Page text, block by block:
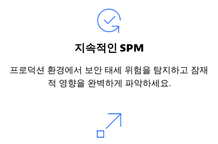
지속적인 SPM
프로덕션 환경에서 보안 태세 위험을 탐지하고 잠재
적 영향을 완벽하게 파악하세요.